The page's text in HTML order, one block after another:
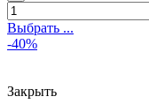
Выбрать ...
-40%
Закрыть